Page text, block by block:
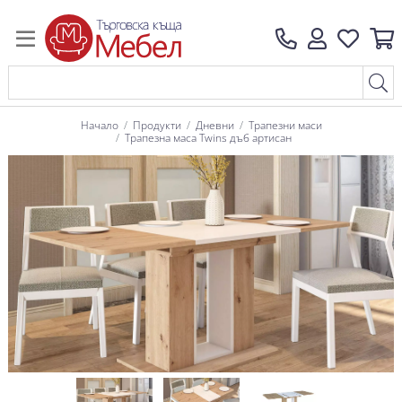
Начало Продукти Дневни
Трапезни маси
Трапезна маса Twins дъб артисан